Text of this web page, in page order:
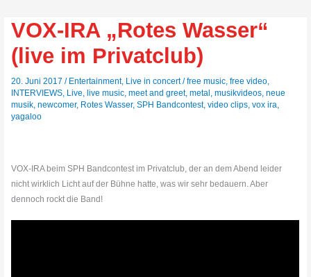
VOX-IRA „Rotes Wasser“
(live im Privatclub)
20. Juni 2017/ Entertainment, Live in concert/free music ,free video
INTERVIEWS Live ,live music ,meet and greet,metal ,musikvideos ,neue
musik ,newcomer, Rotes Wasser,SPH Bandcontest,video clips ,vox ira
yagaloo
VOX-IRA beim SPH Bandcontest im Privatclub, der an dem Abend leider
nicht wirklich Licht auf der Bühne hatte, was wir sehr bedauern. Aber
dennoch rockt die Band!